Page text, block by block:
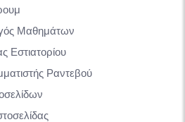
Μαθημάτων
Εστιατορίου
Ραντεβού